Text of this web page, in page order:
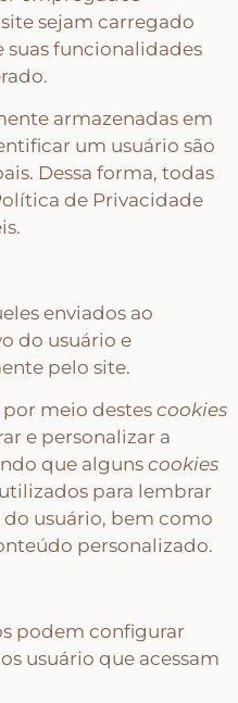
sejam carregado
funcionalidades
armazenadas em
um usuário são
Dessa forma, todas
de Privacidade
enviados ao
do usuário e
pelo site.
meio destes cookies
e personalizar a
que alguns cookies
para lembrar
do usuário, bem como
personalizado.
podem configurar
usuário que acessam